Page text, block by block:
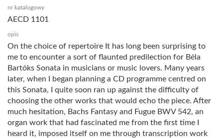
nr katalogowy
AECD 1101
opis
On the choice of repertoire It has long been surprising to
me to encounter a sort of flaunted predilection for Béla
Bartóks Sonata in musicians or music lovers. Many years
later, when I began planning a CD programme centred on
this Sonata, I quite soon ran up against the difficulty of
choosing the other works that would echo the piece. After
much hesitation, Bachs Fantasy and Fugue BWV 542, an
organ work that had fascinated me from the first time I
heard it, imposed itself on me through transcription work